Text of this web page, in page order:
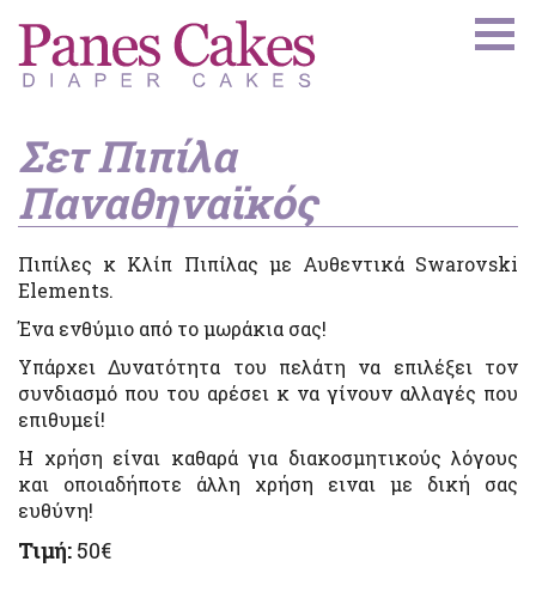
Σετ Πιπίλα
Παναθηναϊκός
Πιπίλες κ Κλίπ Πιπίλας με Αυθεντικά Swarovski
Elements.
Ένα ενθύμιο από το μωράκια σας!
Υπάρχει Δυνατότητα του πελάτη να επιλέξει τον
συνδιασμό που του αρέσει κ να γίνουν αλλαγές που
επιθυμεί!
Η χρήση είναι καθαρά για διακοσμητικούς λόγους
και οποιαδήποτε άλλη χρήση ειναι με δική σας
ευθύνη!
Τιμή: 50€